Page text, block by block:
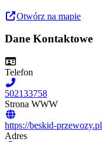
Otwórz na mapie
Dane Kontaktowe
Telefon
502133758
Strona WWW
https://beskid-przewozy.pl
Adres